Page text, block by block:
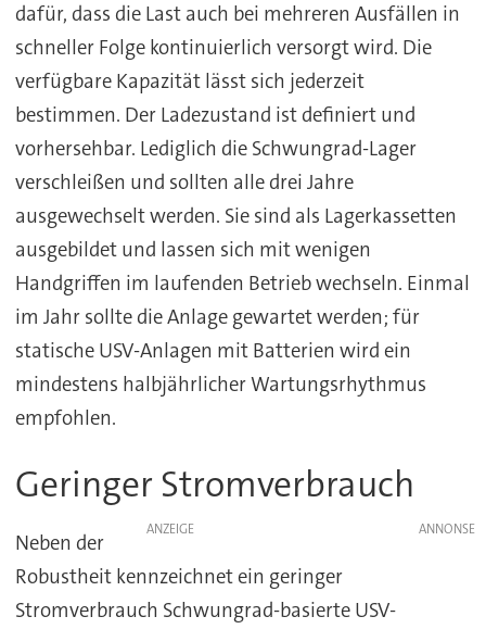
dafür, dass die Last auch bei mehreren Ausfällen in
schneller Folge kontinuierlich versorgt wird. Die
verfügbare Kapazität lässt sich jederzeit
bestimmen. Der Ladezustand ist definiert und
vorhersehbar. Lediglich die Schwungrad-Lager
verschleißen und sollten alle drei Jahre
ausgewechselt werden. Sie sind als Lagerkassetten
ausgebildet und lassen sich mit wenigen
Handgriffen im laufenden Betrieb wechseln. Einmal
im Jahr sollte die Anlage gewartet werden; für
statische USV-Anlagen mit Batterien wird ein
mindestens halbjährlicher Wartungsrhythmus
empfohlen.
Geringer Stromverbrauch
ANZEIGE
Neben der
Robustheit kennzeichnet ein geringer
Stromverbrauch Schwungrad-basierte USV-